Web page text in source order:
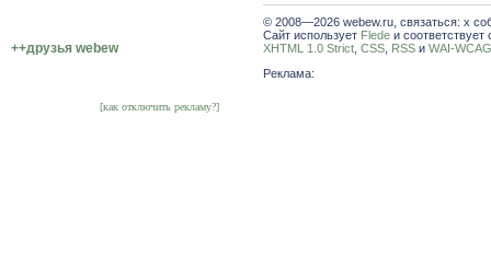
© 2008—2026 webew.ru, связаться: x
Сайт использует Flede и соответствует
XHTML 1.0 Strict CSS RSS и WAI-
Реклама:
++друзья webew
[как отключить рекламу?]